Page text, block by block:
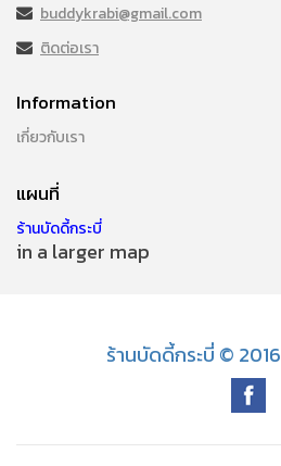
buddykrabi@gmail.com
ติดต่อเรา
Information
เกี่ยวกับเรา
แผนที่
ร้านบัดดี้กระบี่
in a larger map
ร้านบัดดี้กระบี่ © 2016